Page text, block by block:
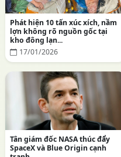
Phát hiện 10 tấn xúc xích, nầm
lợn không rõ nguồn gốc tại
kho đông lạn...
17/01/2026
Tân giám đốc NASA thúc đẩy
SpaceX và Blue Origin cạnh